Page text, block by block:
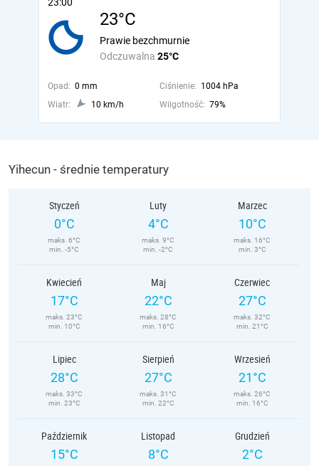
23°C
Odczuwalna 25°C
Prawie bezchmurnie
Opad: 0 mm Ciśnienie: 1004 hPa
Wiatr:
10 km/h Wilgotność: 79%
Yihecun - średnie temperatury
Styczeń
0°C
maks. 6°C
min. -5°C
Luty
4°C
maks. 9°C
min. -2°C
Marzec
10°C
maks. 16°C
min. 3°C
Kwiecień
17°C
maks. 23°C
min. 10°C
Maj
22°C
maks. 28°C
min. 16°C
Czerwiec
27°C
maks. 32°C
min. 21°C
Lipiec
28°C
maks. 33°C
min. 23°C
Sierpień
27°C
maks. 31°C
min. 22°C
Wrzesień
21°C
maks. 26°C
min. 16°C
Październik
15°C
Listopad
8°C
Grudzień
2°C